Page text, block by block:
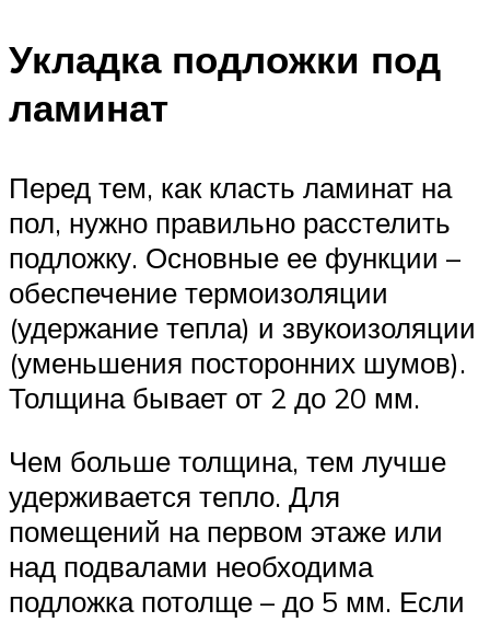
Укладка подложки под
ламинат
Перед тем, как класть ламинат на
пол, нужно правильно расстелить
подложку. Основные ее функции –
обеспечение термоизоляции
(удержание тепла) и звукоизоляции
(уменьшения посторонних шумов).
Толщина бывает от 2 до 20 мм.
Чем больше толщина, тем лучше
удерживается тепло. Для
помещений на первом этаже или
над подвалами необходима
подложка потолще – до 5 мм. Если